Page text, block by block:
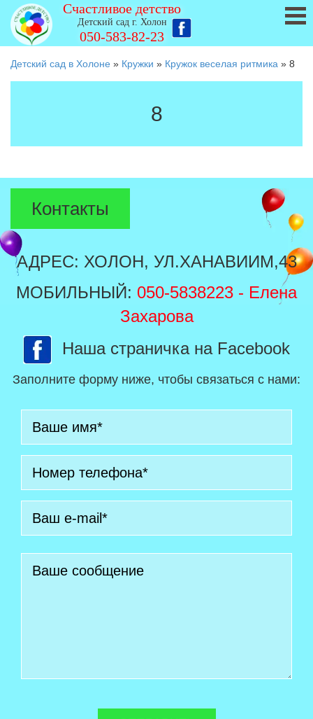
Счастливое детство
Детский сад г. Холон
050-583-82-23
Детский сад в Холоне » Кружки » Кружок веселая ритмика » 8
8
Контакты
АДРЕС: ХОЛОН, УЛ.ХАНАВИИМ,43
МОБИЛЬНЫЙ: 050-5838223 - Елена
Захарова
Наша страничка на Facebook
Заполните форму ниже, чтобы связаться с нами: